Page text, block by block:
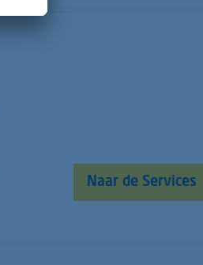
Naar de Services